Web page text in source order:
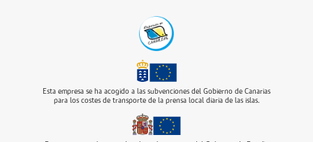
Esta empresa se ha acogido a las subvenciones del Gobierno de Canarias
para los costes de transporte de la prensa local diaria de las islas.